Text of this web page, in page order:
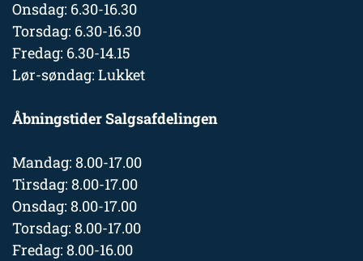
Onsdag: 6.30-16.30
Torsdag: 6.30-16.30
Fredag: 6.30-14.15
Lør-søndag: Lukket
Åbningstider Salgsafdelingen
Mandag: 8.00-17.00
Tirsdag: 8.00-17.00
Onsdag: 8.00-17.00
Torsdag: 8.00-17.00
Fredag: 8.00-16.00